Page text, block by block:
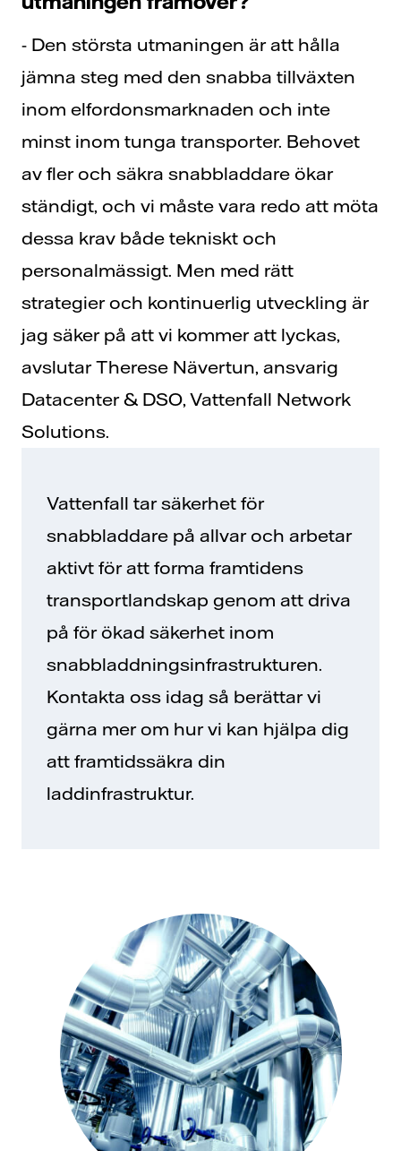
- Den största utmaningen är att hålla
jämna steg med den snabba tillväxten
inom elfordonsmarknaden och inte
minst inom tunga transporter. Behovet
av fler och säkra snabbladdare ökar
ständigt, och vi måste vara redo att möta
dessa krav både tekniskt och
personalmässigt. Men med rätt
strategier och kontinuerlig utveckling är
jag säker på att vi kommer att lyckas,
avslutar Therese Nävertun, ansvarig
Datacenter & DSO, Vattenfall Network
Solutions.
Vattenfall tar säkerhet för
snabbladdare på allvar och arbetar
aktivt för att forma framtidens
transportlandskap genom att driva
på för ökad säkerhet inom
snabbladdningsinfrastrukturen.
Kontakta oss idag så berättar vi
gärna mer om hur vi kan hjälpa dig
att framtidssäkra din
laddinfrastruktur.